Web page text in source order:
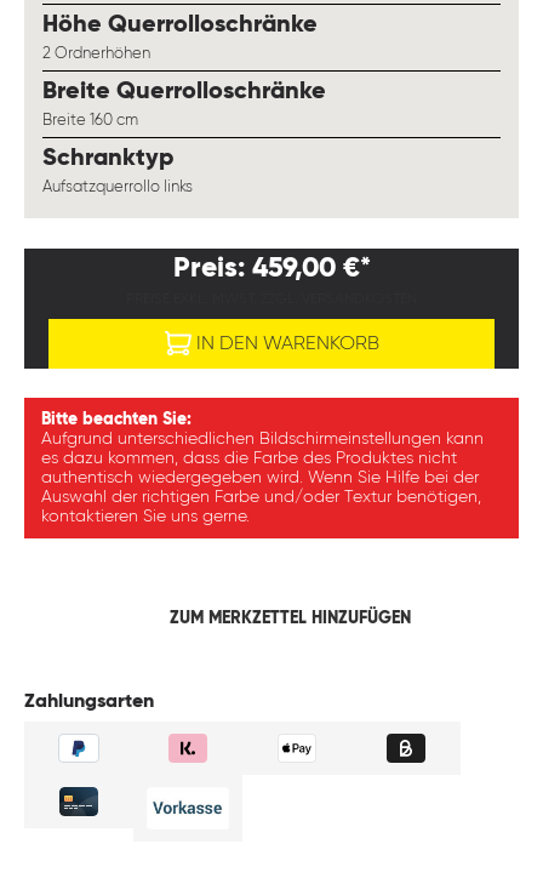
Höhe Querrolloschränke
2 Ordnerhöhen
Breite Querrolloschränke
Breite 160 cm
Schranktypauswählen
Aufsatzquerrollo links
Preis: 459,00 €*
IN DEN WARENKORB
Bitte beachten Sie:
Aufgrund unterschiedlichen Bildschirmeinstellungen kann
es dazu kommen, dass die Farbe des Produktes nicht
authentisch wiedergegeben wird. Wenn Sie Hilfe bei der
Auswahl der richtigen Farbe und/oder Textur benötigen,
kontaktieren Sie uns gerne.
ZUM MERKZETTEL HINZUFÜGEN
Zahlungsarten